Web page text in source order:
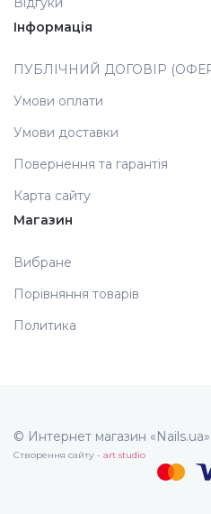
Інформація
ПУБЛІЧНИЙ ДОГОВІР
Умови оплати
Умови доставки
Повернення та гарантія
Карта сайту
Магазин
Вибране
Порівняння товарів
Политика
© Интернет магазин
Створення сайту - art studio